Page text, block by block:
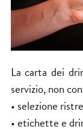
La carta dei
servizio, non
• selezione
• etichette e